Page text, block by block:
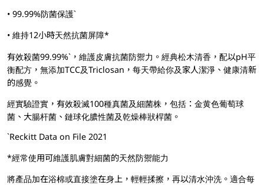
• 99.99%防菌保護`
• 維持12小時天然抗菌屏障*
有效殺菌99.99%`，維護皮膚抗菌防禦力。經典松木清香，配以pH平
衡配方，無添加TCC及Triclosan，每天帶給你及家人潔淨、健康清新
的感覺。
經實驗證實，有效殺滅100種真菌及細菌株，包括：金黄色葡萄球
菌、大腸杆菌、鏈球化膿性菌及乾燥棒狀桿菌。
`Reckitt Data on File 2021
*經常使用可維護肌膚對細菌的天然防禦能力
將產品加在浴棉或直接塗在身上，輕輕揉擦，再以清水沖洗。適合每